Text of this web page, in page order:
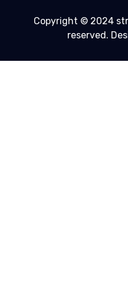
Copyright © 2024
reserved.